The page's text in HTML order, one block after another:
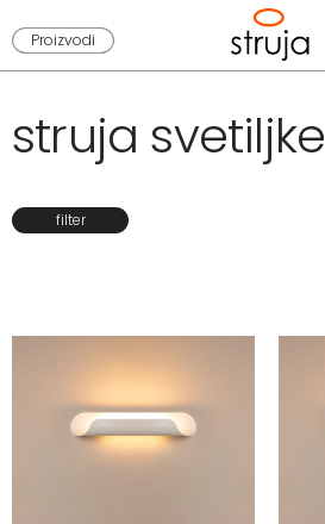
Proizvodi
struja svetiljke
filter